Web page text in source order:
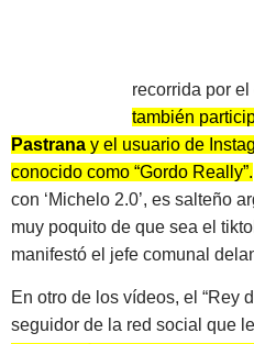
recorrida por
también
Pastrana y el usuario de
conocido como “Gordo Really”.
con ‘Michelo 2.0’, es salteño
muy poquito de que sea el
manifestó el jefe comunal
En otro de los vídeos, el “Rey
seguidor de la red social que